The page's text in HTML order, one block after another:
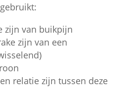
zijn van buikpijn
zijn van een
relatie zijn tussen deze